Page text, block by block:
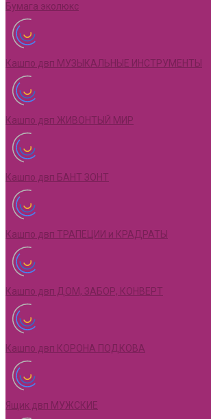
Бумага эколюкс
Кашпо двп МУЗЫКАЛЬНЫЕ ИНСТРУМЕНТЫ
Кашпо двп ЖИВОНТЫЙ МИР
Кашпо двп БАНТ ЗОНТ
Кашпо двп ТРАПЕЦИИ и КРАДРАТЫ
Кашпо двп ДОМ, ЗАБОР, КОНВЕРТ
Кашпо двп КОРОНА ПОДКОВА
Ящик двп МУЖСКИЕ